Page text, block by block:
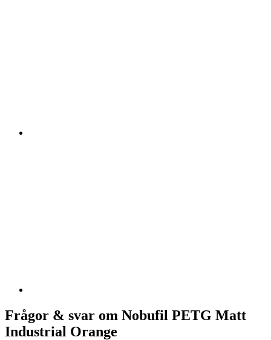
Frågor & svar om Nobufil PETG Matt
Industrial Orange